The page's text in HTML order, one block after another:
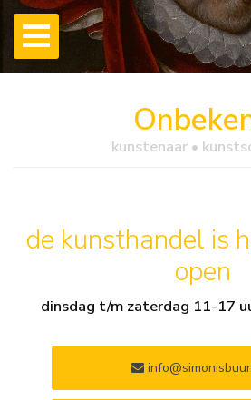
kunstenaar •
de kunsthandel is
open
dinsdag t/m zaterdag 11-17